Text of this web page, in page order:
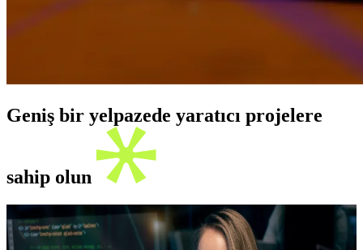
Geniş bir yelpazede yaratıcı projelere
sahip olun